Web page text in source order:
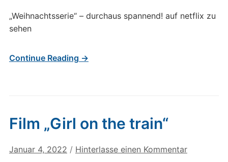
„Weihnachtsserie“ – durchaus spannend! auf netflix zu
sehen
Continue Reading →
Film „Girl on the train“
Januar 4, 2022 / Hinterlasse einen Kommentar